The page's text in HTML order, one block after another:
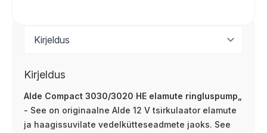
Kirjeldus
Alde Compact 3030/3020 HE elamute ringluspump„
- See on originaalne Alde 12 V tsirkulaator elamute
ja haagissuvilate vedelkütteseadmete jaoks. See